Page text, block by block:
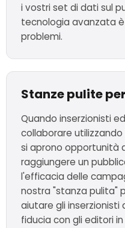
i vostri set di dati sul
tecnologia avanzata
problemi.
Stanze pulite
Quando inserzionisti
collaborare
si aprono opportunità
raggiungere un
l'efficacia delle
nostra "stanza pulita"
aiutare gli inserzionisti
fiducia con gli editori